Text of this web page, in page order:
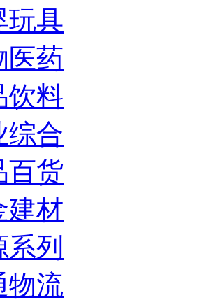
玩具
医药
饮料
综合
百货
建材
列
物流